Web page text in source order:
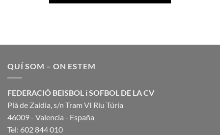
QUÍ SOM – ON ESTEM
FEDERACIÓ BEISBOL i SOFBOL DE LA CV
Plà de Zaidia, s/n Tram VI Riu Túria
46009 - Valencia - España
Tel: 602 844 010